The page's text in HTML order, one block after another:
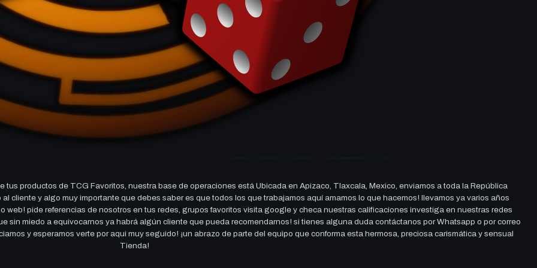
productos de TCG Favoritos, nuestra base de operaciones está Ubicada en Apizaco, Tlaxcala, Mexico, enviamos a toda la República
cliente y algo muy importante que debes saber es que todos los que trabajamos aquí amamos lo que hacemos! llevamos ya varios años
web! pide referencias de nosotros en tus redes, grupos favoritos visita google y checa nuestras calificaciones investiga en nuestras redes
sin miedo a equivocarnos ya habrá algún cliente que pueda recomendarnos! si tienes alguna duda contáctanos por Whatsapp o por correo
y esperamos verte por aqui muy seguido! ¡un abrazo de parte del equipo que conforma esta hermosa, preciosa carismática y sensual
Tienda!